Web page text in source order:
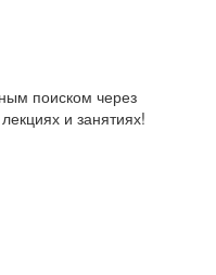
поиском через
и занятиях!